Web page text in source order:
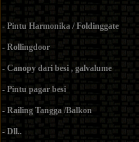
- Pintu Harmonika / Foldinggate
- Rollingdoor
- Canopy dari besi , galvalume
- Pintu pagar besi
- Railing Tangga /Balkon
- Dll..